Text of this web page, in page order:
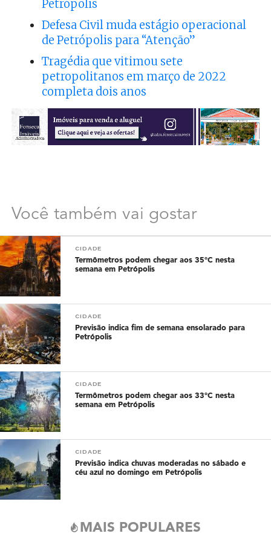
Petrópolis
Defesa Civil muda estágio operacional
de Petrópolis para “Atenção”
Tragédia que vitimou sete
petropolitanos em março de 2022
completa dois anos
Você também vai gostar
CIDADE
Termômetros podem chegar aos 35°C nesta
semana em Petrópolis
CIDADE
Previsão indica fim de semana ensolarado para
Petrópolis
CIDADE
Termômetros podem chegar aos 33°C nesta
semana em Petrópolis
CIDADE
Previsão indica chuvas moderadas no sábado e
céu azul no domingo em Petrópolis
MAIS POPULARES